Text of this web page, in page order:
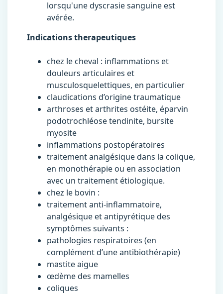
lorsqu'une dyscrasie sanguine est
avérée.
Indications therapeutiques
chez le cheval : inflammations et
douleurs articulaires et
musculosquelettiques, en particulier
claudications d’origine traumatique
arthroses et arthrites ostéite, éparvin
podotrochléose tendinite, bursite
myosite
inflammations postopératoires
traitement analgésique dans la colique,
en monothérapie ou en association
avec un traitement étiologique.
chez le bovin :
traitement anti-inflammatoire,
analgésique et antipyrétique des
symptômes suivants :
pathologies respiratoires (en
complément d’une antibiothérapie)
mastite aigue
œdème des mamelles
coliques